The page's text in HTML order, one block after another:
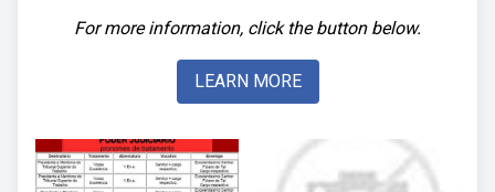
For more information, click the button below.
LEARN MORE